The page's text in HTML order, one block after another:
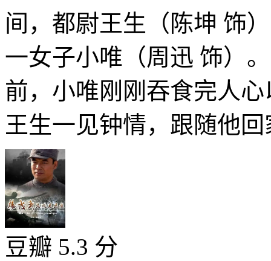
间，都尉王生（陈坤 饰
一女子小唯（周迅 饰）
前，小唯刚刚吞食完人
王生一见钟情，跟随他
豆瓣 5.3 分